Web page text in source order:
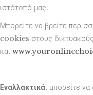
ιστότοπό μας.
Μπορείτε να βρείτε
cookies στους
και
Εναλλακτικά, μπορείτε